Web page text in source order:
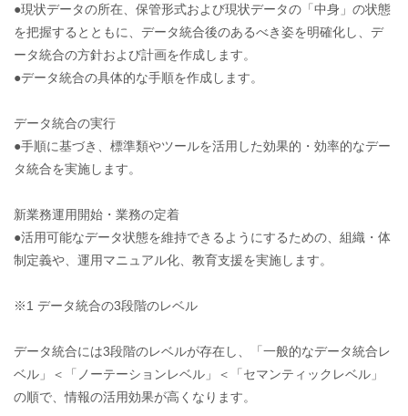
●現状データの所在、保管形式および現状データの「中身」の状態
を把握するとともに、データ統合後のあるべき姿を明確化し、デ
ータ統合の方針および計画を作成します。
●データ統合の具体的な手順を作成します。
データ統合の実行
●手順に基づき、標準類やツールを活用した効果的・効率的なデー
タ統合を実施します。
新業務運用開始・業務の定着
●活用可能なデータ状態を維持できるようにするための、組織・体
制定義や、運用マニュアル化、教育支援を実施します。
※1 データ統合の3段階のレベル
データ統合には3段階のレベルが存在し、「一般的なデータ統合レ
ベル」＜「ノーテーションレベル」＜「セマンティックレベル」
の順で、情報の活用効果が高くなります。